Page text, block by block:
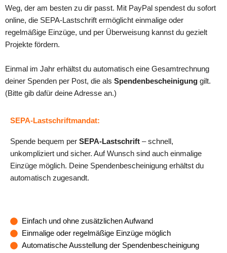
Weg, der am besten zu dir passt. Mit PayPal spendest du sofort
online, die SEPA-Lastschrift ermöglicht einmalige oder
regelmäßige Einzüge, und per Überweisung kannst du gezielt
Projekte fördern.
Einmal im Jahr erhältst du automatisch eine Gesamtrechnung
deiner Spenden per Post, die als Spendenbescheinigung gilt.
(Bitte gib dafür deine Adresse an.)
SEPA-Lastschriftmandat:
Spende bequem per SEPA-Lastschrift – schnell,
unkompliziert und sicher. Auf Wunsch sind auch einmalige
Einzüge möglich. Deine Spendenbescheinigung erhältst du
automatisch zugesandt.
Einfach und ohne zusätzlichen Aufwand
Einmalige oder regelmäßige Einzüge möglich
Automatische Ausstellung der Spendenbescheinigung